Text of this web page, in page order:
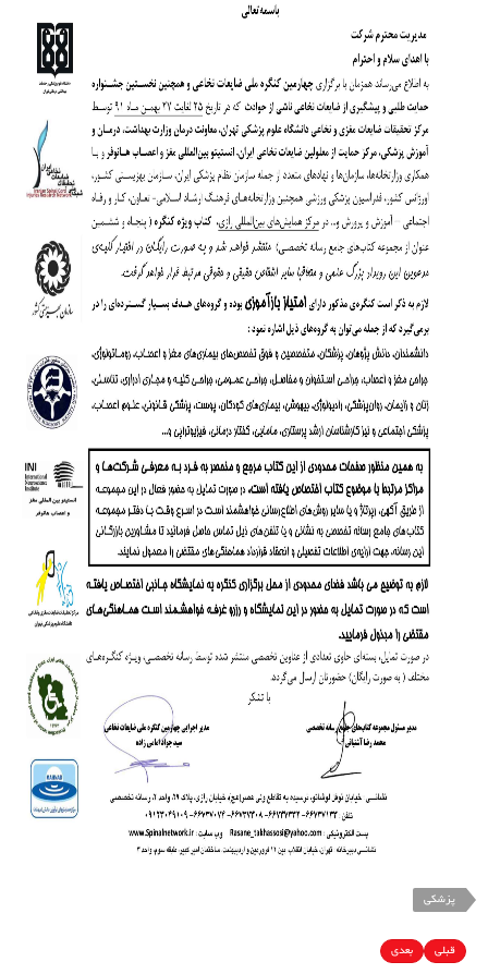
پزشکی
قبلی بعدی